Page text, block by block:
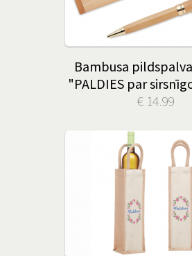
Bambusa
"PALDIES par
€ 14.99